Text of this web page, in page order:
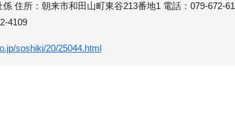
住所：朝来市和田山町東谷213番地1 電話：079-672-61
4109
soshiki/20/25044.html